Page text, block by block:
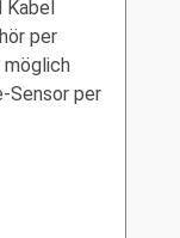
Kabel
per
Sensor per